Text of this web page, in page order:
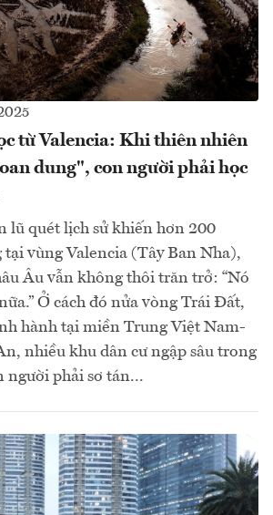
từ Valencia: Khi thiên nhiên
dung", con người phải học
lũ quét lịch sử khiến hơn 200
vùng Valencia (Tây Ban Nha),
Âu vẫn không thôi trăn trở: “Nó
Ở cách đó nửa vòng Trái Đất,
hành tại miền Trung Việt Nam-
nhiều khu dân cư ngập sâu trong
người phải sơ tán...